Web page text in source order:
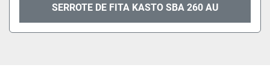
SERROTE DE FITA KASTO SBA 260 AU